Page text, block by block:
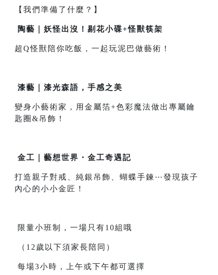
【我們準備了什麼？】
陶藝｜妖怪出沒！剔花小碟+怪獸筷架
超Q怪獸陪你吃飯，一起玩泥巴做藝術！
漆藝｜漆光森語，手感之美
變身小藝術家，用金屬箔+色彩魔法做出專屬鑰
匙圈&吊飾！
金工｜藝想世界・金工奇遇記
打造親子對戒、純銀吊飾、蝴蝶手鍊⋯發現孩子
內心的小小金匠！
限量小班制，一場只有10組哦
（12歲以下須家長陪同）
每場3小時，上午或下午都可選擇